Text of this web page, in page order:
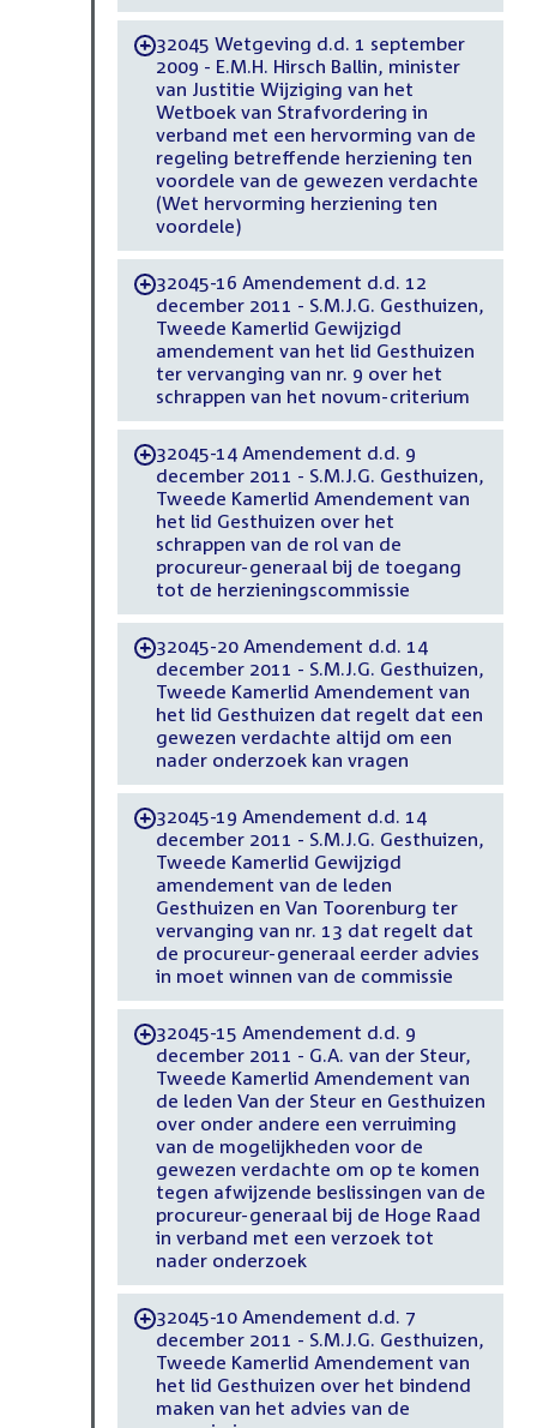
-32045 Wetgeving d.d. 1 september
2009 - E.M.H. Hirsch Ballin, minister
van Justitie Wijziging van het
Wetboek van Strafvordering in
verband met een hervorming van de
regeling betreffende herziening ten
voordele van de gewezen verdachte
(Wet hervorming herziening ten
voordele)
-32045-16 Amendement d.d. 12
december 2011 - S.M.J.G. Gesthuizen,
Tweede Kamerlid Gewijzigd
amendement van het lid Gesthuizen
ter vervanging van nr. 9 over het
schrappen van het novum-criterium
-32045-14 Amendement d.d. 9
december 2011 - S.M.J.G. Gesthuizen,
Tweede Kamerlid Amendement van
het lid Gesthuizen over het
schrappen van de rol van de
procureur-generaal bij de toegang
tot de herzieningscommissie
-32045-20 Amendement d.d. 14
december 2011 - S.M.J.G. Gesthuizen,
Tweede Kamerlid Amendement van
het lid Gesthuizen dat regelt dat een
gewezen verdachte altijd om een
nader onderzoek kan vragen
-32045-19 Amendement d.d. 14
december 2011 - S.M.J.G. Gesthuizen,
Tweede Kamerlid Gewijzigd
amendement van de leden
Gesthuizen en Van Toorenburg ter
vervanging van nr. 13 dat regelt dat
de procureur-generaal eerder advies
in moet winnen van de commissie
-32045-15 Amendement d.d. 9
december 2011 - G.A. van der Steur,
Tweede Kamerlid Amendement van
de leden Van der Steur en Gesthuizen
over onder andere een verruiming
van de mogelijkheden voor de
gewezen verdachte om op te komen
tegen afwijzende beslissingen van de
procureur-generaal bij de Hoge Raad
in verband met een verzoek tot
nader onderzoek
-32045-10 Amendement d.d. 7
december 2011 - S.M.J.G. Gesthuizen,
Tweede Kamerlid Amendement van
het lid Gesthuizen over het bindend
maken van het advies van de